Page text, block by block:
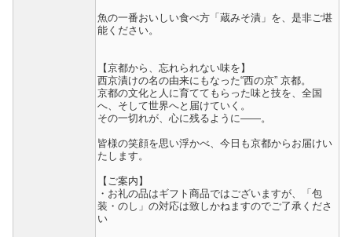
魚の一番おいしい食べ方「蔵みそ漬」を、是非ご堪
能ください。
【京都から、忘れられない味を】
西京漬けの名の由来にもなった“西の京” 京都。
京都の文化と人に育ててもらった味と技を、全国
へ、そして世界へと届けていく。
その一切れが、心に残るように――。
皆様の笑顔を思い浮かべ、今日も京都からお届けい
たします。
【ご案内】
・お礼の品はギフト商品ではございますが、「包
装・のし」の対応は致しかねますのでご了承くださ
い